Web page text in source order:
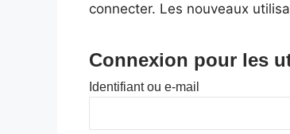
connecter. Les nouveaux
Connexion pour les
Identifiant ou e-mail